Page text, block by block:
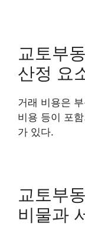
교토부
산정 요
거래 비용은
비용 등이 포
가 있다.
교토부
비물과